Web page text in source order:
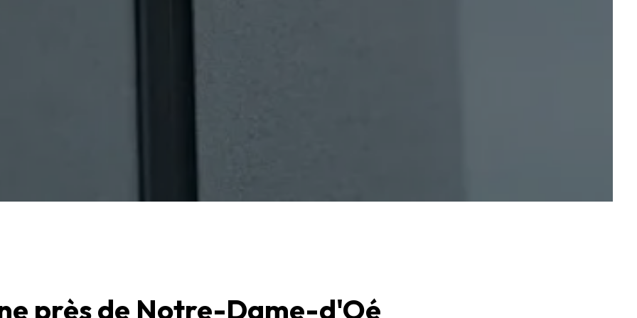
près de Notre-Dame-d'Oé